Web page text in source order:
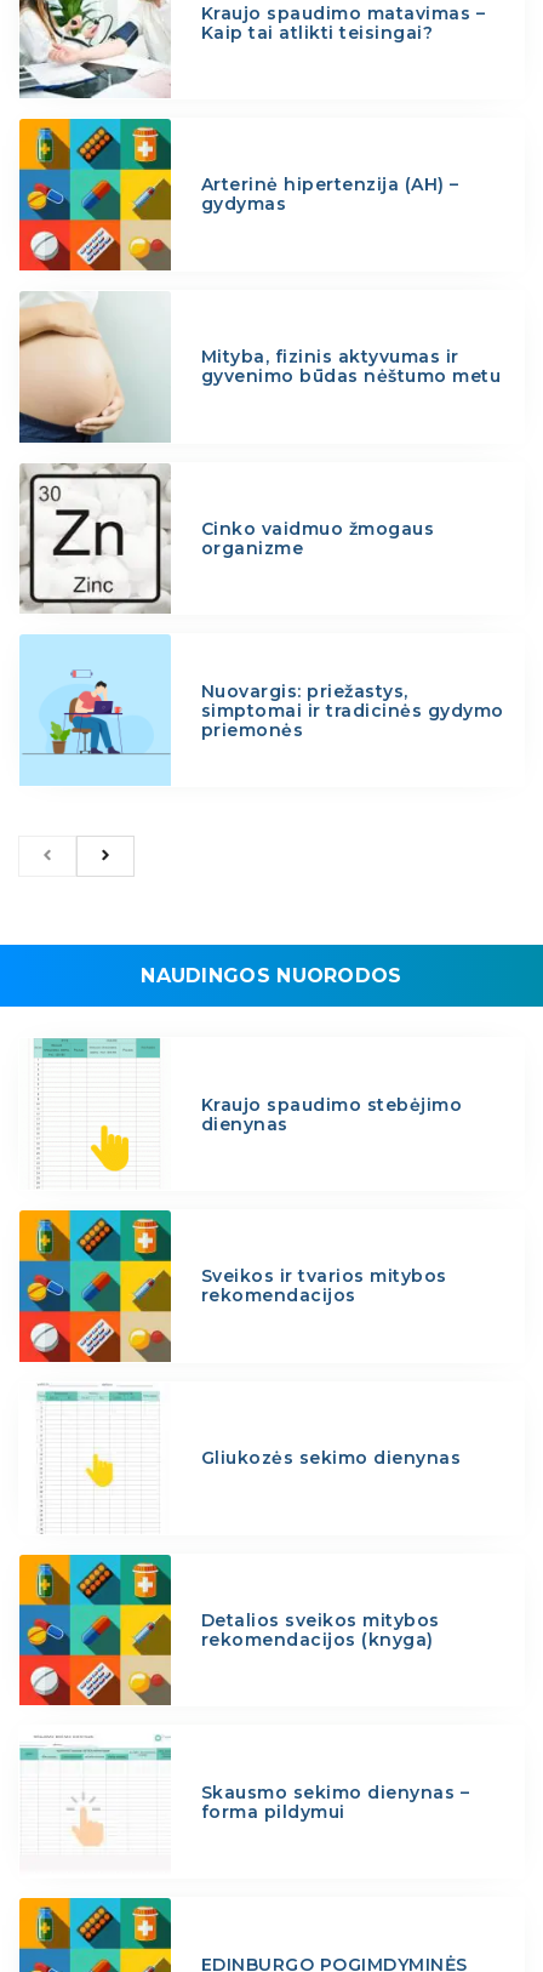
Kraujo spaudimo matavimas –
Kaip tai atlikti teisingai?
Arterinė hipertenzija (AH) –
gydymas
Mityba, fizinis aktyvumas ir
gyvenimo būdas nėštumo metu
Cinko vaidmuo žmogaus
organizme
Nuovargis: priežastys,
simptomai ir tradicinės gydymo
priemonės
NAUDINGOS NUORODOS
Kraujo spaudimo stebėjimo
dienynas
Sveikos ir tvarios mitybos
rekomendacijos
Gliukozės sekimo dienynas
Detalios sveikos mitybos
rekomendacijos (knyga)
Skausmo sekimo dienynas –
forma pildymui
EDINBURGO POGIMDYMINĖS